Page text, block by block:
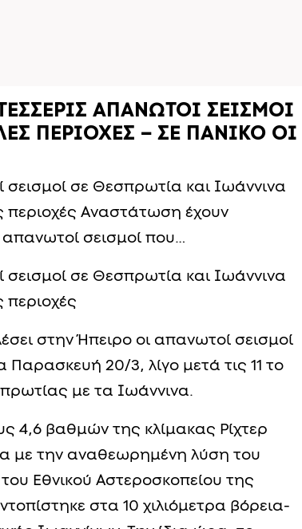
ΑΠΑΝΩΤΟΙ ΣΕΙΣΜΟΙ
ΠΕΡΙΟΧΕΣ – ΣΕ ΠΑΝΙΚΟ ΟΙ
σεισμοί σε Θεσπρωτία και Ιωάννινα
περιοχές Αναστάτωση έχουν
σεισμοί που…
σεισμοί σε Θεσπρωτία και Ιωάννινα
περιοχές
στην Ήπειρο οι απανωτοί σεισμοί
20/3, λίγο μετά τις 11 το
με τα Ιωάννινα.
4,6 βαθμών της κλίμακας Ρίχτερ
με την αναθεωρημένη λύση του
Εθνικού Αστεροσκοπείου της
στα 10 χιλιόμετρα βόρεια-